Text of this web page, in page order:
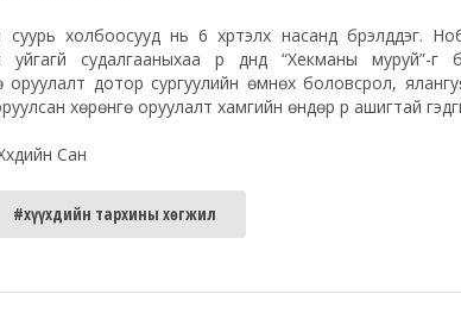
суурь холбоосууд нь 6 хүртэлх насанд бүрэлддэг.
судалгааныхаа үр дүнд “Хекманы муруй”-г
дотор сургуулийн өмнөх боловсрол,
хөрөнгө оруулалт хамгийн өндөр үр ашигтай
Сан
#хүүхдийн тархины хөгжил